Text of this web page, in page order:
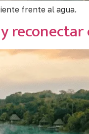
frente al agua.